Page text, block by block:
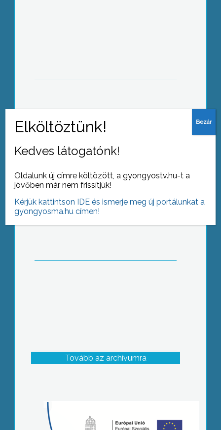
Gyöngyös Fő terét a város
középiskoláinak végzős diákjai
A Méhek Napja alkalmából egész
napos rendezvénnyel, mézkóstolóval
várta az érdeklődőket a Mátraaljai
Tovább az archívumra
Kedves látogatónk!
Oldalunk új címre költözött, a gyongyostv.hu-t a
jövőben már nem frissítjük!
Kérjük kattintson IDE és ismerje meg új portálunkat a
gyongyosma.hu címen!